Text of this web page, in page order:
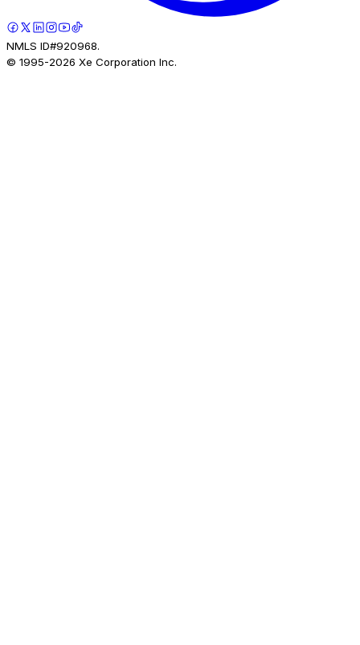
NMLS ID#920968.
© 1995-2026 Xe Corporation Inc.